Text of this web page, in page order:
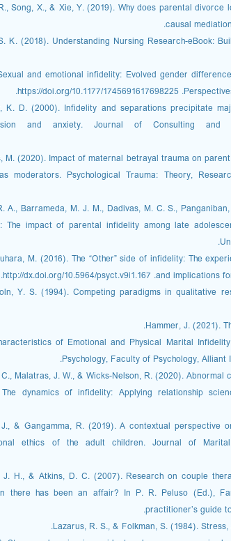
Song, X., & Xie, Y. (2019). Why does parental
causal
K. (2018). Understanding Nursing Research-eBook:
and emotional infidelity: Evolved gender
Perspectives on
K. D. (2000). Infidelity and separations precipitate
and anxiety. Journal of Consulting and
M. (2020). Impact of maternal betrayal trauma on
moderators. Psychological Trauma: Theory,
A., Barrameda, M. J. M., Dadivas, M. C. S.,
The impact of parental infidelity among late
M. (2016). The “Other” side of infidelity: The
and implications for
Y. S. (1994). Competing paradigms in qualitative
Hammer, J. (2021).
of Emotional and Physical Marital
Psychology, Faculty of Psychology,
Malatras, J. W., & Wicks-Nelson, R. (2020). Abnormal
dynamics of infidelity: Applying relationship
& Gangamma, R. (2019). A contextual perspective
ethics of the adult children. Journal of
J. H., & Atkins, D. C. (2007). Research on couple
there has been an affair? In P. R. Peluso (Ed.),
practitioner’s guide
Lazarus, R. S., & Folkman, S. (1984).